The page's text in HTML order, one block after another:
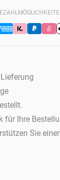
für Ihre
Sie